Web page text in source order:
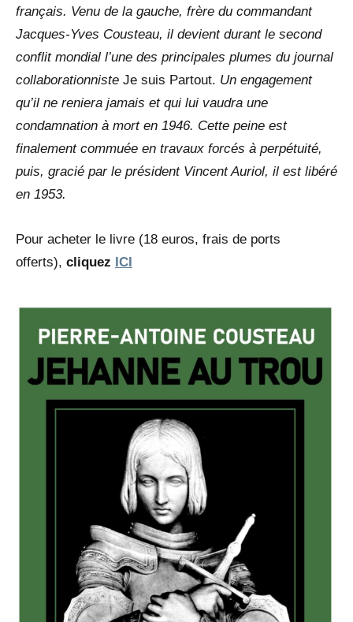
français. Venu de la gauche, frère du commandant
Jacques-Yves Cousteau, il devient durant le second
conflit mondial l’une des principales plumes du journal
collaborationniste Je suis Partout. Un engagement
qu’il ne reniera jamais et qui lui vaudra une
condamnation à mort en 1946. Cette peine est
finalement commuée en travaux forcés à perpétuité,
puis, gracié par le président Vincent Auriol, il est libéré
en 1953.
Pour acheter le livre (18 euros, frais de ports
offerts), cliquez ICI